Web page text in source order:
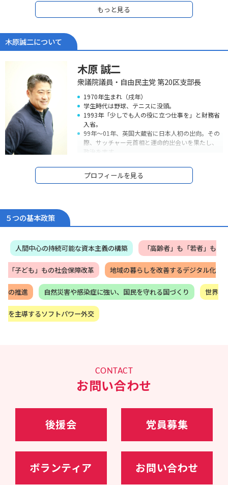
もっと見る
木原誠二について
木原 誠二
衆議院議員・自由民主党 第20区支部長
1970年生まれ（戌年）
学生時代は野球、テニスに没頭。
1993年「少しでも人の役に立つ仕事を」と財務省
入省。
99年～01年、英国大蔵省に日本人初の出向。その
際、サッチャー元首相と運命的出会いを果たし、
政治を志す。
09年～12年、落選中の3年間、民間企業で営業マ
ンとして経済の現場で働きながら、地元政治活動
復帰（2期目）、現在当選4期。
大臣を務める。
政治家としては初めて経済連携協定（EPA）の首席
交渉官を努め、日本とモンゴルのEPAを妥結、
2016年5月、モンゴルより北斗七星勲章を授与さ
れた他、平和外交の柱であるODAの改善や核軍
縮・核不拡散に心血を注ぐ。また、2016年7月バ
ングラデシュ・ダッカで発生したテロ事件では現
地対策本部長を務める。
17年～20年、岸田文雄政務調査会長の下、政務調
20年10月～、衆議院内閣委員会委員長
21年10月～、内閣官房副長官（政務）、内閣総理
大臣補佐官
事長代理・政調会長特別補佐
プロフィールを見る
５つの基本政策
人間中心の持続可能な資本主義の構築 「高齢者」も「若者」も
「子ども」もの社会保障改革 地域の暮らしを改善するデジタル化
の推進 自然災害や感染症に強い、国民を守れる国づくり 世界
を主導するソフトパワー外交
CONTACT
お問い合わせ
後援会 党員募集
ボランティア お問い合わせ